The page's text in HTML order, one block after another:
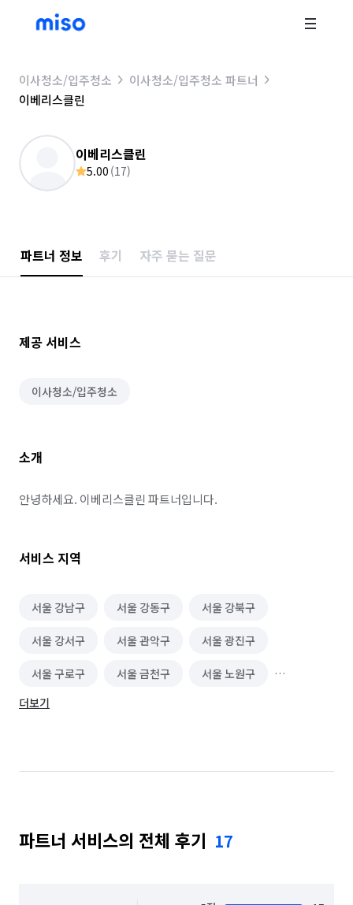
이사청소/입주청소
이사청소/입주청소 파트너
이베리스클린
이베리스클린
5.00 (17)
파트너 정보 후기 자주 묻는 질문
제공 서비스
이사청소/입주청소
소개
안녕하세요. 이베리스클린 파트너입니다.
서비스 지역
서울 강남구 서울 강동구 서울 강북구
서울 강서구 서울 관악구 서울 광진구
서울 구로구 서울 금천구 서울 노원구
서울 도봉구
서울 성동구 서울 성북구 서울 송파구
서울 은평구 서울 종로구 서울 중구
더보기
파트너 서비스의 전체 후기 17